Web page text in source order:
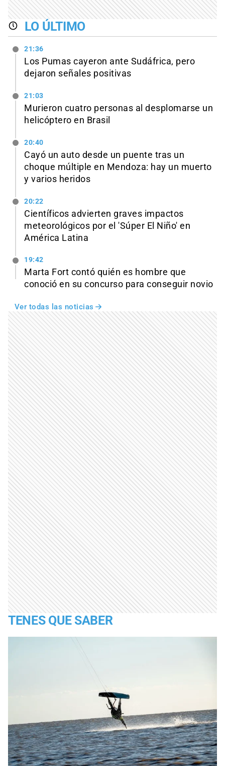
LO ÚLTIMO
21:36
Los Pumas cayeron ante Sudáfrica, pero
dejaron señales positivas
21:03
Murieron cuatro personas al desplomarse un
helicóptero en Brasil
20:40
Cayó un auto desde un puente tras un
choque múltiple en Mendoza: hay un muerto
y varios heridos
20:22
Científicos advierten graves impactos
meteorológicos por el 'Súper El Niño' en
América Latina
19:42
Marta Fort contó quién es hombre que
conoció en su concurso para conseguir novio
Ver todas las noticias
TENES QUE SABER